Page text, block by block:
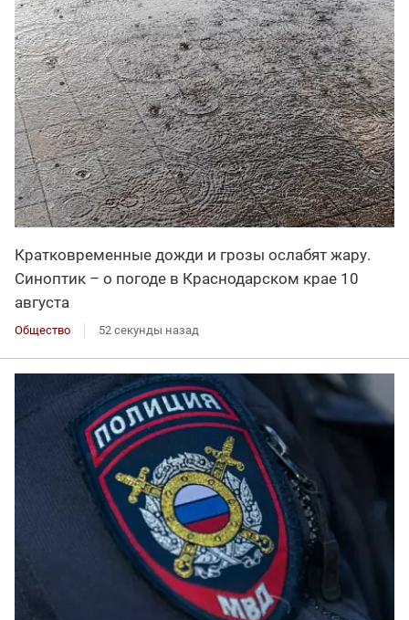
Кратковременные дожди и грозы ослабят жару.
Синоптик – о погоде в Краснодарском крае 10
августа
Общество 52 секунды назад